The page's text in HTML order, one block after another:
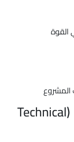
القوة
المشروع
الجدول التقني (Technical